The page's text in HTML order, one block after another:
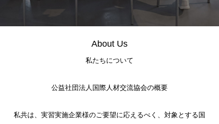
About Us
私たちについて
公益社団法人国際人材交流協会の概要
私共は、実習実施企業様のご要望に応えるべく、対象とする国